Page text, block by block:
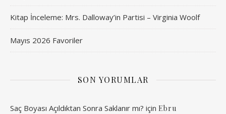
Kitap İnceleme: Mrs. Dalloway’in Partisi – Virginia Woolf
Mayıs 2026 Favoriler
SON YORUMLAR
Saç Boyası Açıldıktan Sonra Saklanır mı? için Ebru